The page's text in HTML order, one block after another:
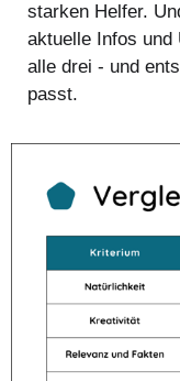
starken Helfer.
aktuelle Infos und
alle drei - und
passt.